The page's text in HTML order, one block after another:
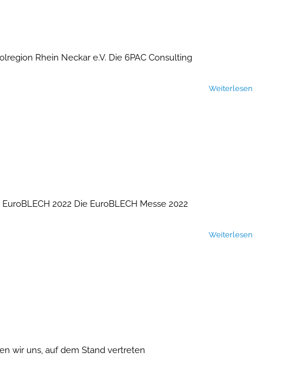
Rhein Neckar e.V. Die 6PAC Consulting
Weiterlesen
2022 Die EuroBLECH Messe 2022
Weiterlesen
wir uns, auf dem Stand vertreten